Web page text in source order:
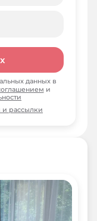
данных в
и
и рассылки